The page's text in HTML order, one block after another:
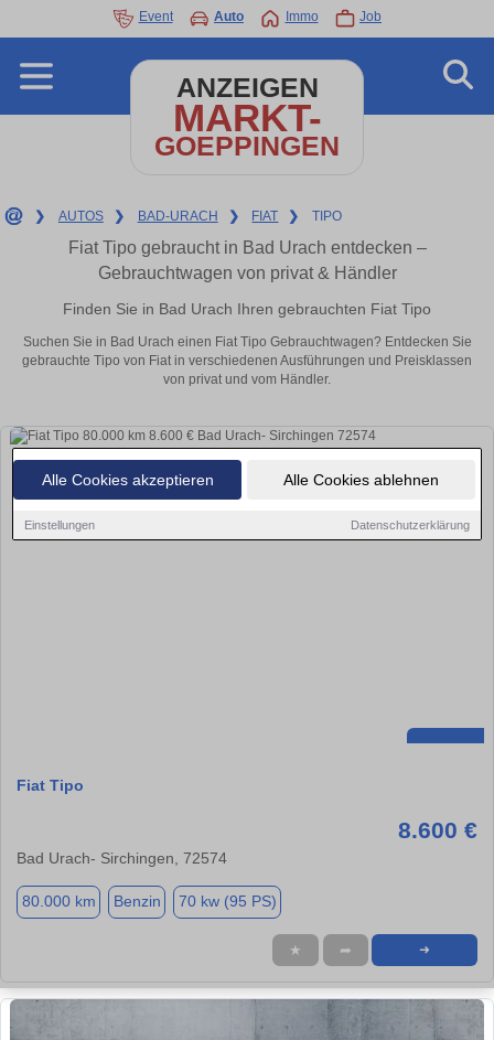
Alle Cookies akzeptieren Alle Cookies ablehnen
Einstellungen Datenschutzerklärung
Event Auto Immo Job
ANZEIGEN
MARKT-
GOEPPINGEN
❯ AUTOS ❯ BAD-URACH ❯ FIAT ❯ TIPO
Fiat Tipo gebraucht in Bad Urach entdecken –
Gebrauchtwagen von privat & Händler
Finden Sie in Bad Urach Ihren gebrauchten Fiat Tipo
Suchen Sie in Bad Urach einen Fiat Tipo Gebrauchtwagen? Entdecken Sie
gebrauchte Tipo von Fiat in verschiedenen Ausführungen und Preisklassen
von privat und vom Händler.
Fiat Tipo
8.600 €
Bad Urach- Sirchingen, 72574
80.000 km Benzin 70 kw (95 PS)
★ ➦ ➜